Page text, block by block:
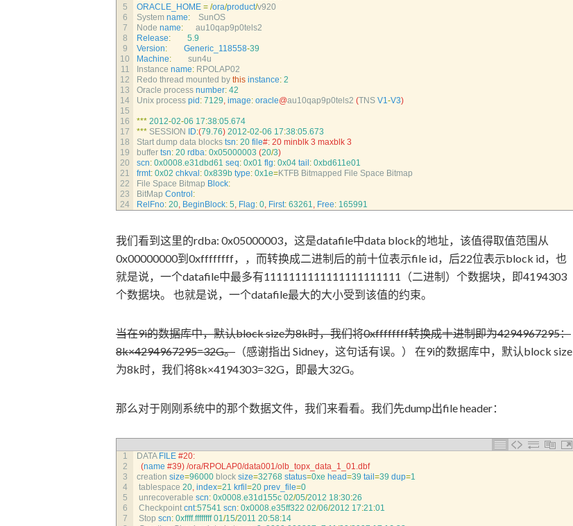
5
6
7
8
9
10
11
12
13
14
15
16
17
18
19
20
21
22
23
24
ORACLE_HOME = /ora/product/v920
System name:
SunOS
Node name:
au10qap9p0tels2
Release:
5.9
Version: Generic_118558-39
Machine:
sun4u
Instance name: RPOLAP02
Redo thread mounted by this instance: 2
Oracle process number: 42
Unix process pid : 7129, image: oracle@au10qap9p0tels2 (TNS V1-V3)
*** 2012-02-06 17:38:05.674
*** SESSION ID:(79.76) 2012-02-06 17:38:05.673
Start dump data blocks tsn: 20 file#: 20 minblk 3 maxblk 3
buffer tsn: 20 rdba: 0x05000003 (20/3)
scn: 0x0008.e31dbd61 seq: 0x01 flg: 0x04 tail : 0xbd611e01
frmt: 0x02 chkval : 0x839b type: 0x1e=KTFB Bitmapped File Space Bitmap
File Space Bitmap Block:
BitMap Control :
RelFno: 20, BeginBlock: 5, Flag: 0, First: 63261, Free: 165991
我们看到这里的rdba: 0x05000003，这是datafile中data block的地址，该值得取值范围从
0x00000000到0xffffffff，，而转换成二进制后的前十位表示file id，后22位表示block id，也
就是说，一个datafile中最多有1111111111111111111111（二进制）个数据块，即4194303
个数据块。 也就是说，一个datafile最大的大小受到该值的约束。
当在9i的数据库中，默认block size为8k时，我们将0xffffffff转换成十进制即为4294967295：
8k×4294967295=32G。 （感谢指出 Sidney，这句话有误。） 在9i的数据库中，默认block size
为8k时，我们将8k×4194303=32G，即最大32G。
那么对于刚刚系统中的那个数据文件，我们来看看。我们先dump出file header：
1
2
3
4
5
6
7
DATA FILE #20:
(name #39) /ora/RPOLAP0/data001/olb_topx_data_1_01.dbf
creation size=96000 block size=32768 status=0xe head=39 tail =39 dup=1
tablespace 20, index=21 krfil =20 prev_file=0
unrecoverable scn: 0x0008.e31d155c 02/05/2012 18:30:26
Checkpoint cnt:57541 scn: 0x0008.e35ff322 02/06/2012 17:21:01
Stop scn: 0xffff.ffffffff 01/15/2011 20:58:14